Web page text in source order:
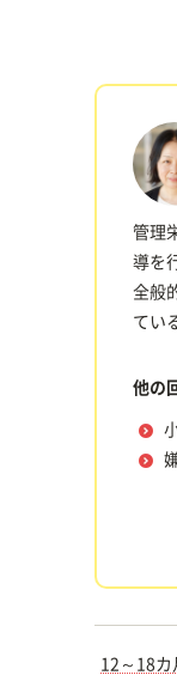
管理
導を
全般
てい
他の
12～18カ